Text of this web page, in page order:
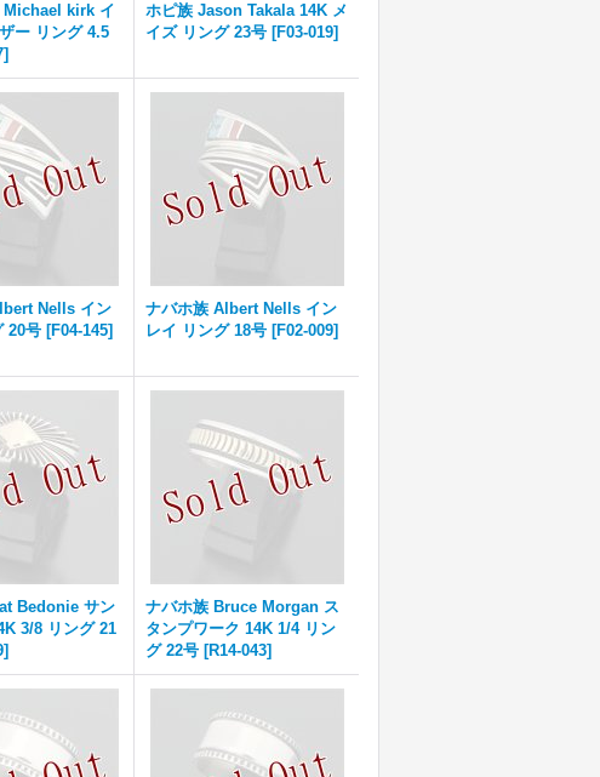
Michael kirk イ
ー リング 4.5
]
ホピ族 Jason Takala 14K メ
イズ リング 23号 [F03-019]
Nells イン
20号 [F04-145]
ナバホ族 Albert Nells イン
レイ リング 18号 [F02-009]
Bedonie サン
3/8 リング 21
]
ナバホ族 Bruce Morgan ス
タンプワーク 14K 1/4 リン
グ 22号 [R14-043]